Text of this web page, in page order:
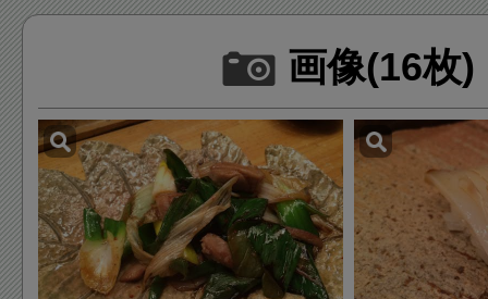
画像(16枚)